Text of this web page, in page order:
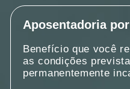
Aposentadoria
Benefício que você
as condições
permanentemente